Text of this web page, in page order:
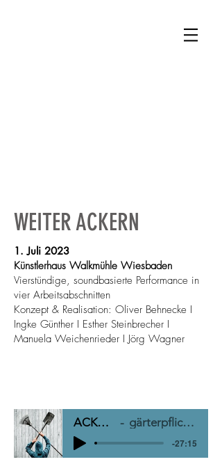
WEITER ACKERN
1. Juli 2023
Künstlerhaus Walkmühle Wiesbaden
Vierstündige, soundbasierte Performance in
vier Arbeitsabschnitten
Konzept & Realisation: Oliver Behnecke I
Ingke Günther I Esther Steinbrecher I
Manuela Weichenrieder I Jörg Wagner
ACKERN gärterpflichten
-27:15